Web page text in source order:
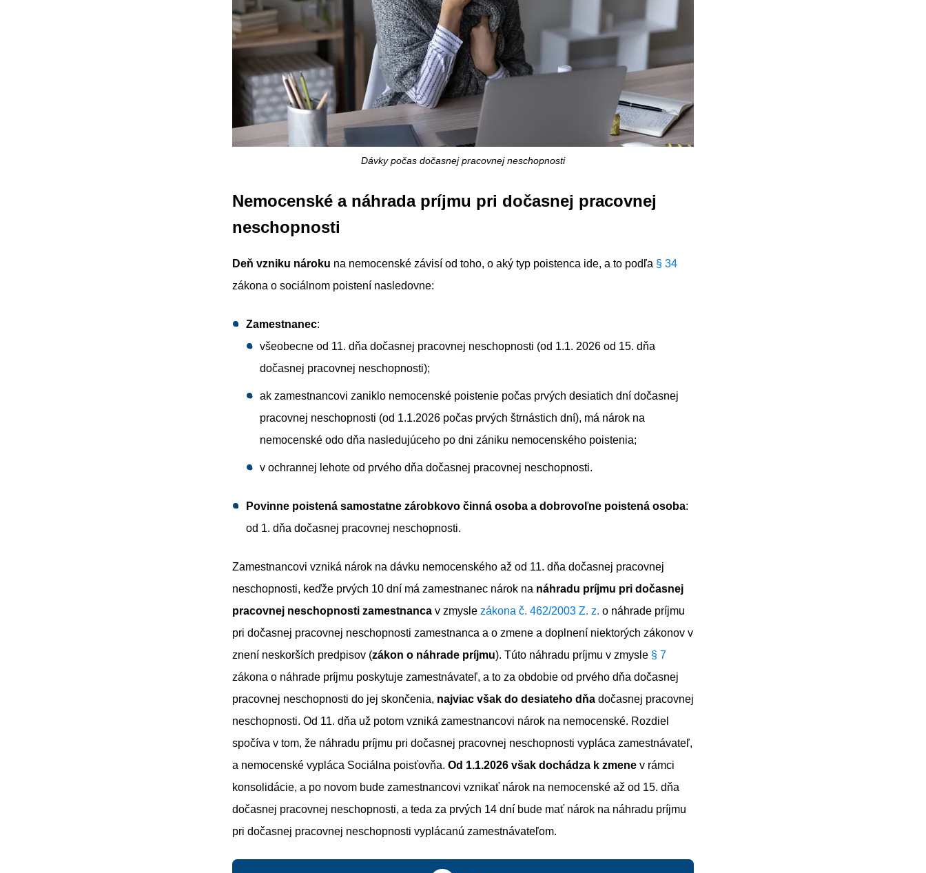
Dávky počas dočasnej pracovnej neschopnosti
Nemocenské a náhrada príjmu pri dočasnej pracovnej
neschopnosti
Deň vzniku nároku na nemocenské závisí od toho, o aký typ poistenca ide, a to podľa § 34
zákona o sociálnom poistení nasledovne:
Zamestnanec:
všeobecne od 11. dňa dočasnej pracovnej neschopnosti (od 1.1. 2026 od 15. dňa
dočasnej pracovnej neschopnosti);
ak zamestnancovi zaniklo nemocenské poistenie počas prvých desiatich dní dočasnej
pracovnej neschopnosti (od 1.1.2026 počas prvých štrnástich dní), má nárok na
nemocenské odo dňa nasledujúceho po dni zániku nemocenského poistenia;
v ochrannej lehote od prvého dňa dočasnej pracovnej neschopnosti.
Povinne poistená samostatne zárobkovo činná osoba a dobrovoľne poistená osoba:
od 1. dňa dočasnej pracovnej neschopnosti.
Zamestnancovi vzniká nárok na dávku nemocenského až od 11. dňa dočasnej pracovnej
neschopnosti, keďže prvých 10 dní má zamestnanec nárok na náhradu príjmu pri dočasnej
pracovnej neschopnosti zamestnanca v zmysle zákona č. 462/2003 Z. z. o náhrade príjmu
pri dočasnej pracovnej neschopnosti zamestnanca a o zmene a doplnení niektorých zákonov v
znení neskorších predpisov (zákon o náhrade príjmu). Túto náhradu príjmu v zmysle § 7
zákona o náhrade príjmu poskytuje zamestnávateľ, a to za obdobie od prvého dňa dočasnej
pracovnej neschopnosti do jej skončenia, najviac však do desiateho dňa dočasnej pracovnej
neschopnosti. Od 11. dňa už potom vzniká zamestnancovi nárok na nemocenské. Rozdiel
spočíva v tom, že náhradu príjmu pri dočasnej pracovnej neschopnosti vypláca zamestnávateľ,
a nemocenské vypláca Sociálna poisťovňa. Od 1.1.2026 však dochádza k zmene v rámci
konsolidácie, a po novom bude zamestnancovi vznikať nárok na nemocenské až od 15. dňa
dočasnej pracovnej neschopnosti, a teda za prvých 14 dní bude mať nárok na náhradu príjmu
pri dočasnej pracovnej neschopnosti vyplácanú zamestnávateľom.